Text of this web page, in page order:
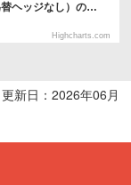
替ヘッジなし）の…
Highcharts.com
更新日：2026年06月